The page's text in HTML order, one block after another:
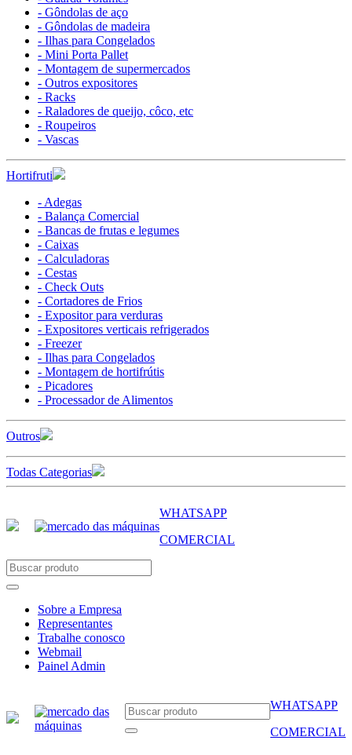
- Gôndolas de aço
- Gôndolas de madeira
- Ilhas para Congelados
- Mini Porta Pallet
- Montagem de supermercados
- Outros expositores
- Racks
- Raladores de queijo, côco, etc
- Roupeiros
- Vascas
Hortifruti
- Adegas
- Balança Comercial
- Bancas de frutas e legumes
- Caixas
- Calculadoras
- Cestas
- Check Outs
- Cortadores de Frios
- Expositor para verduras
- Expositores verticais refrigerados
- Freezer
- Ilhas para Congelados
- Montagem de hortifrútis
- Picadores
- Processador de Alimentos
Outros
Todas Categorias
WHATSAPP
COMERCIAL
Sobre a Empresa
Representantes
Trabalhe conosco
Webmail
Painel Admin
WHATSAPP
COMERCIAL